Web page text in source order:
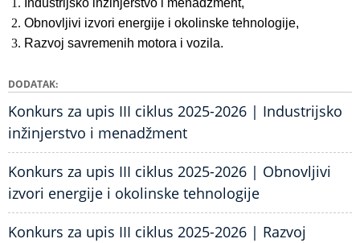
Industrijsko inžinjerstvo i menadžment,
Obnovljivi izvori energije i okolinske tehnologije,
Razvoj savremenih motora i vozila.
DODATAK
Konkurs za upis III ciklus 2025-2026 | Industrijsko
inžinjerstvo i menadžment
Konkurs za upis III ciklus 2025-2026 | Obnovljivi
izvori energije i okolinske tehnologije
Konkurs za upis III ciklus 2025-2026 | Razvoj